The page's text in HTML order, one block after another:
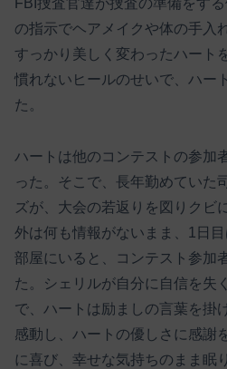
FBI捜査官達が捜査の準備をす
の指示でヘアメイクや体の手入
すっかり美しく変わったハート
慣れないヒールのせいで、ハー
た。
ハートは他のコンテストの参加
った。そこで、長年勤めていた
ズが、大会の若返りを図りクビ
外は何も情報がないまま、1日
部屋にいると、コンテスト参加
た。シェリルが自分に自信を失
で、ハートは励ましの言葉を掛
感動し、ハートの優しさに感謝
に喜び、幸せな気持ちのまま眠